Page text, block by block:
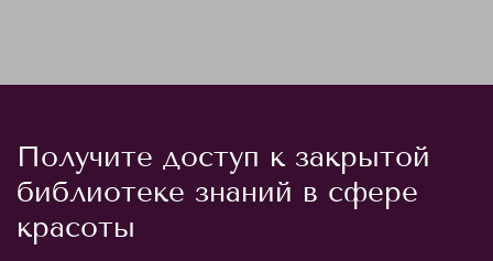
Получите доступ к закрытой
библиотеке знаний в сфере
красоты